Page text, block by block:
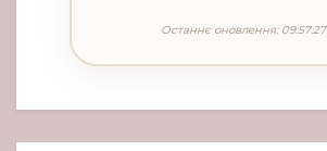
Останнє оновлення: 09:57:27